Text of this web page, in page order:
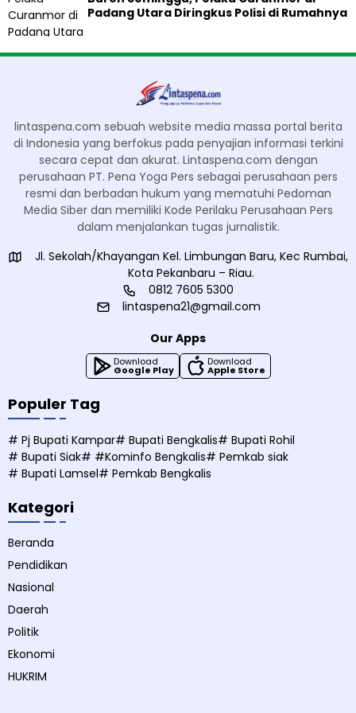
Padang Utara Diringkus Polisi di Rumahnya
lintaspena.com sebuah website media massa portal berita
di Indonesia yang berfokus pada penyajian informasi terkini
secara cepat dan akurat. Lintaspena.com dengan
perusahaan PT. Pena Yoga Pers sebagai perusahaan pers
resmi dan berbadan hukum yang mematuhi Pedoman
Media Siber dan memiliki Kode Perilaku Perusahaan Pers
dalam menjalankan tugas jurnalistik.
Jl. Sekolah/Khayangan Kel. Limbungan Baru, Kec Rumbai,
Kota Pekanbaru – Riau.
0812 7605 5300
lintaspena21@gmail.com
Our Apps
Download
Google Play
Download
Apple Store
Populer Tag
# Pj Bupati Kampar# Bupati Bengkalis# Bupati Rohil
# Bupati Siak# #Kominfo Bengkalis# Pemkab siak
# Bupati Lamsel# Pemkab Bengkalis
Kategori
Beranda
Pendidikan
Nasional
Daerah
Politik
Ekonomi
HUKRIM